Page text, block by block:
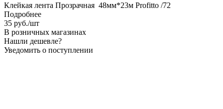
Клейкая лента Прозрачная 48мм*23м Profitto /72
Подробнее
35 руб./шт
В розничных магазинах
Нашли дешевле?
Уведомить о поступлении